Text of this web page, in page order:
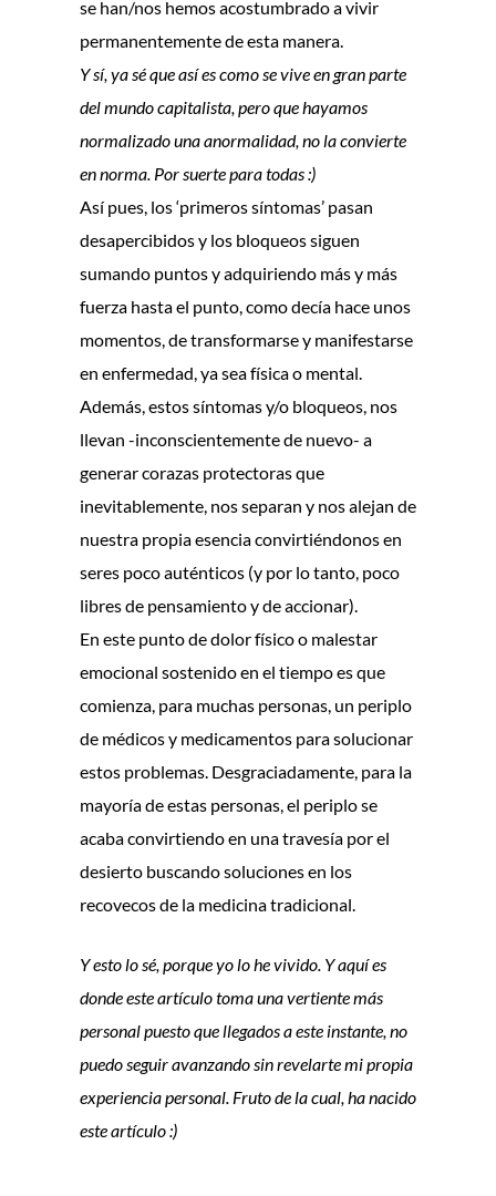
se han/nos hemos acostumbrado a vivir
permanentemente de esta manera.
Y sí, ya sé que así es como se vive en gran parte
del mundo capitalista, pero que hayamos
normalizado una anormalidad, no la convierte
en norma. Por suerte para todas :)
Así pues, los ‘primeros síntomas’ pasan
desapercibidos y los bloqueos siguen
sumando puntos y adquiriendo más y más
fuerza hasta el punto, como decía hace unos
momentos, de transformarse y manifestarse
en enfermedad, ya sea física o mental.
Además, estos síntomas y/o bloqueos, nos
llevan -inconscientemente de nuevo- a
generar corazas protectoras que
inevitablemente, nos separan y nos alejan de
nuestra propia esencia convirtiéndonos en
seres poco auténticos (y por lo tanto, poco
libres de pensamiento y de accionar).
En este punto de dolor físico o malestar
emocional sostenido en el tiempo es que
comienza, para muchas personas, un periplo
de médicos y medicamentos para solucionar
estos problemas. Desgraciadamente, para la
mayoría de estas personas, el periplo se
acaba convirtiendo en una travesía por el
desierto buscando soluciones en los
recovecos de la medicina tradicional.
Y esto lo sé, porque yo lo he vivido. Y aquí es
donde este artículo toma una vertiente más
personal puesto que llegados a este instante, no
puedo seguir avanzando sin revelarte mi propia
experiencia personal. Fruto de la cual, ha nacido
este artículo :)